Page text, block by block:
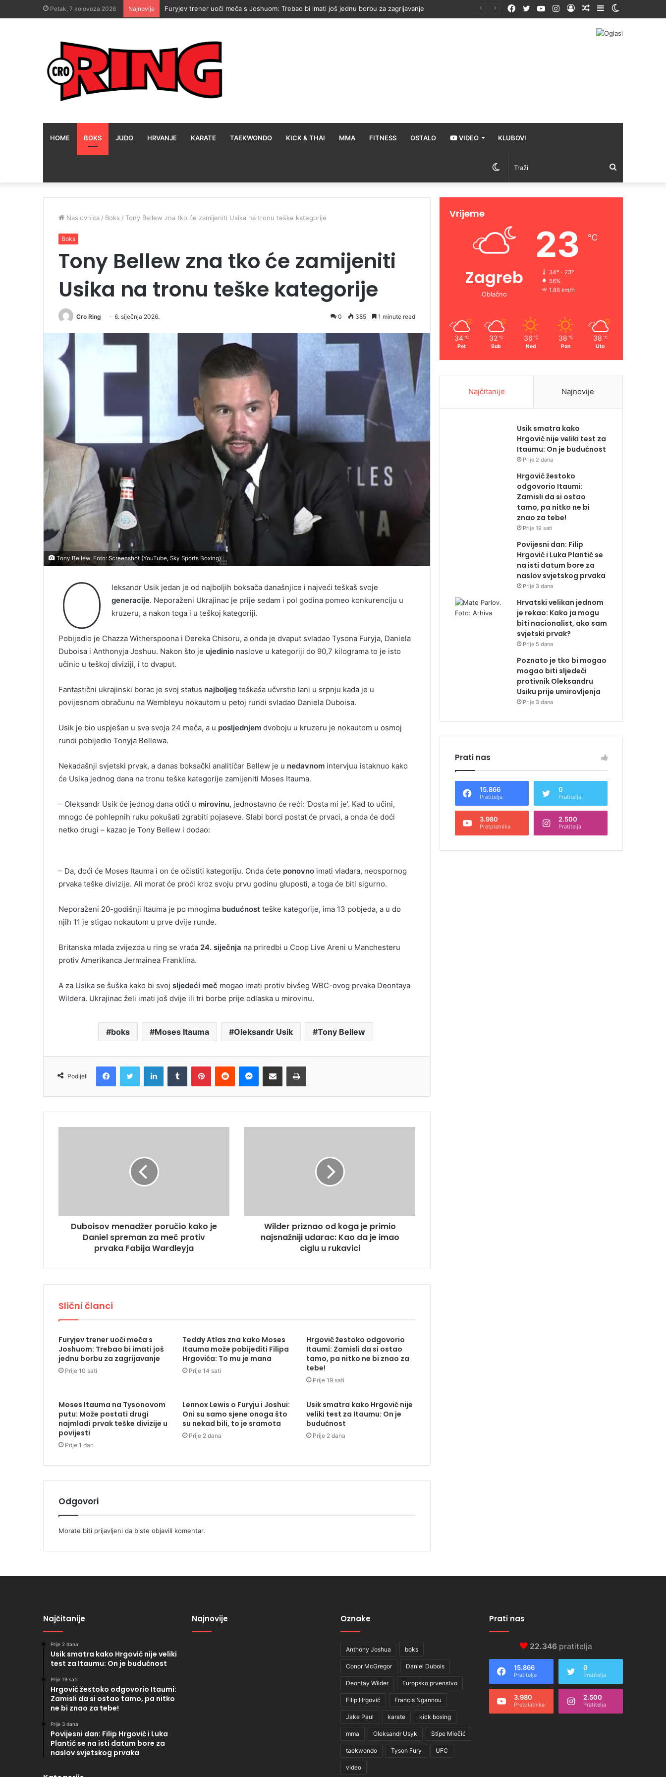
Petak, 7 kolovoza 2026 Najnovije Teddy Atlas zna kako Moses Itauma može pobijediti Filipa Hrgovića: To mu je mana Sidebar
Random
Prijava
Instagram
YouTube
Twitter
Facebook
HOME BOKS JUDO HRVANJE KARATE TAEKWONDO KICK & THAI MMA FITNESS OSTALO VIDEO KLUBOVI
Traži
Switch
skin
Naslovnica / Boks / Tony Bellew zna tko će zamijeniti Usika na tronu teške kategorije
Boks
Tony Bellew zna tko će zamijeniti
Usika na tronu teške kategorije
Cro Ring 6. siječnja 2026. 0 385 1 minute read
Tony Bellew. Foto: Screenshot (YouTube, Sky Sports Boxing)
O
leksandr Usik jedan je od najboljih boksača današnjice i najveći teškaš svoje
generacije. Neporaženi Ukrajinac je prije sedam i pol godina pomeo konkurenciju u
kruzeru, a nakon toga i u teškoj kategoriji.
Pobijedio je Chazza Witherspoona i Dereka Chisoru, a onda je dvaput svladao Tysona Furyja, Daniela
Duboisa i Anthonyja Joshuu. Nakon što je ujedinio naslove u kategoriji do 90,7 kilograma to je isto
učinio u teškoj diviziji, i to dvaput.
Fantastični ukrajinski borac je svoj status najboljeg teškaša učvrstio lani u srpnju kada je u
povijesnom obračunu na Wembleyu nokautom u petoj rundi svladao Daniela Duboisa.
Usik je bio uspješan u sva svoja 24 meča, a u posljednjem dvoboju u kruzeru je nokautom u osmoj
rundi pobijedio Tonyja Bellewa.
Nekadašnji svjetski prvak, a danas boksački analitičar Bellew je u nedavnom intervjuu istaknuo kako
će Usika jednog dana na tronu teške kategorije zamijeniti Moses Itauma.
– Oleksandr Usik će jednog dana otići u mirovinu, jednostavno će reći: ‘Dosta mi je’. Kad to učini,
mnogo će pohlepnih ruku pokušati zgrabiti pojaseve. Slabi borci postat će prvaci, a onda će doći
netko drugi – kazao je Tony Bellew i dodao:
– Da, doći će Moses Itauma i on će očistiti kategoriju. Onda ćete ponovno imati vladara, neospornog
prvaka teške divizije. Ali morat će proći kroz svoju prvu godinu gluposti, a toga će biti sigurno.
Neporaženi 20-godišnji Itauma je po mnogima budućnost teške kategorije, ima 13 pobjeda, a u do
njih 11 je stigao nokautom u prve dvije runde.
Britanska mlada zvijezda u ring se vraća 24. siječnja na priredbi u Coop Live Areni u Manchesteru
protiv Amerikanca Jermainea Franklina.
A za Usika se šuška kako bi svoj sljedeći meč mogao imati protiv bivšeg WBC-ovog prvaka Deontaya
Wildera. Ukrajinac želi imati još dvije ili tri borbe prije odlaska u mirovinu.
boks Moses Itauma Oleksandr Usik Tony Bellew
Podijeli
FacebookTwitter LinkedInTumblr PinterestReddit MessengerPodijeli e-mailom Ispis
Duboisov menadžer poručio kako je
Daniel spreman za meč protiv
prvaka Fabija Wardleyja
Wilder priznao od koga je primio
najsnažniji udarac: Kao da je imao
ciglu u rukavici
Slični članci
Furyjev trener uoči meča s
Joshuom: Trebao bi imati još
jednu borbu za zagrijavanje
Prije 10 sati
Teddy Atlas zna kako Moses
Itauma može pobijediti Filipa
Hrgovića: To mu je mana
Prije 14 sati
Hrgović žestoko odgovorio
Itaumi: Zamisli da si ostao
tamo, pa nitko ne bi znao za
tebe!
Prije 19 sati
Moses Itauma na Tysonovom
putu: Može postati drugi
najmlađi prvak teške divizije u
povijesti
Prije 1 dan
Lennox Lewis o Furyju i Joshui:
Oni su samo sjene onoga što
su nekad bili, to je sramota
Prije 2 dana
Usik smatra kako Hrgović nije
veliki test za Itaumu: On je
budućnost
Prije 2 dana
Odgovori
Morate biti prijavljeni da biste objavili komentar.
Vrijeme
Zagreb
Oblačno
23 ℃
34º - 23º
56%
1.86 km/h
34 ℃
Pet
32 ℃
Sub
36 ℃
Ned
38 ℃
Pon
38 ℃
Uto
Najčitanije Najnovije
Usik smatra kako
Hrgović nije veliki test za
Itaumu: On je budućnost
Prije 2 dana
Hrgović žestoko
odgovorio Itaumi:
Zamisli da si ostao
tamo, pa nitko ne bi
znao za tebe!
Prije 19 sati
Povijesni dan: Filip
Hrgović i Luka Plantić se
na isti datum bore za
naslov svjetskog prvaka
Prije 3 dana
Hrvatski velikan jednom
je rekao: Kako ja mogu
biti nacionalist, ako sam
svjetski prvak?
Prije 5 dana
Poznato je tko bi mogao
mogao biti sljedeći
protivnik Oleksandru
Usiku prije umirovljenja
Prije 3 dana
Prati nas
15.866
Pratitelja
0
Pratitelja
3.980
Pretplatnika
2.500
Pratitelja
Najčitanije
Prije 2 dana
Usik smatra kako Hrgović nije veliki
test za Itaumu: On je budućnost
Prije 19 sati
Hrgović žestoko odgovorio Itaumi:
Zamisli da si ostao tamo, pa nitko
ne bi znao za tebe!
Prije 3 dana
Povijesni dan: Filip Hrgović i Luka
Plantić se na isti datum bore za
naslov svjetskog prvaka
Najnovije Oznake
Anthony Joshua boks
Conor McGregor Daniel Dubois
Deontay Wilder Europsko prvenstvo
Filip Hrgović Francis Ngannou
Jake Paul karate kick boxing
mma Oleksandr Usyk Stipe Miočić
taekwondo Tyson Fury UFC
video
Prati nas
22.346 pratitelja
15.866
Pratitelja
0
Pratitelja
3.980
Pretplatnika
2.500
Pratitelja